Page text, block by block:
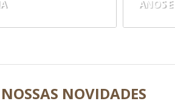
ANOS
NOSSAS NOVIDADES